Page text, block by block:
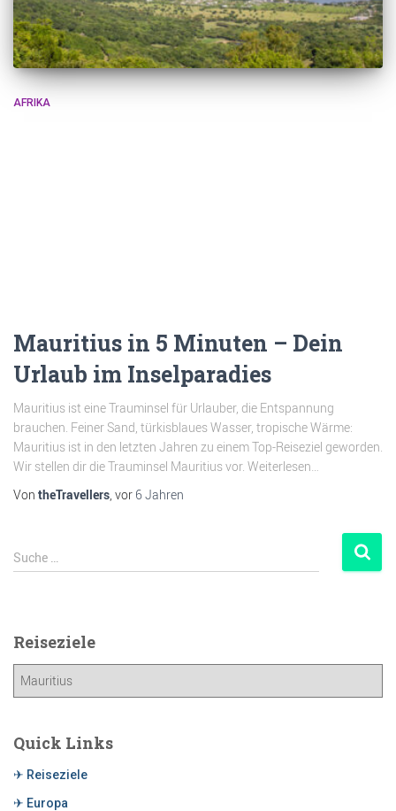
AFRIKA
Mauritius in 5 Minuten – Dein
Urlaub im Inselparadies
Mauritius ist eine Trauminsel für Urlauber, die Entspannung
brauchen. Feiner Sand, türkisblaues Wasser, tropische Wärme:
Mauritius ist in den letzten Jahren zu einem Top-Reiseziel geworden.
Wir stellen dir die Trauminsel Mauritius vor. Weiterlesen…
Von theTravellers , vor 6 Jahren
Suche …
Reiseziele
Quick Links
✈ Reiseziele
✈ Europa